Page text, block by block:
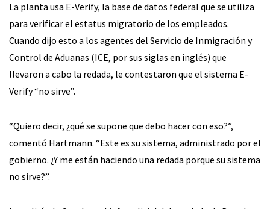
La planta usa E-Verify, la base de datos federal que se utiliza
para verificar el estatus migratorio de los empleados.
Cuando dijo esto a los agentes del Servicio de Inmigración y
Control de Aduanas (ICE, por sus siglas en inglés) que
llevaron a cabo la redada, le contestaron que el sistema E-
Verify “no sirve”.
“Quiero decir, ¿qué se supone que debo hacer con eso?”,
comentó Hartmann. “Este es su sistema, administrado por el
gobierno. ¿Y me están haciendo una redada porque su sistema
no sirve?”.